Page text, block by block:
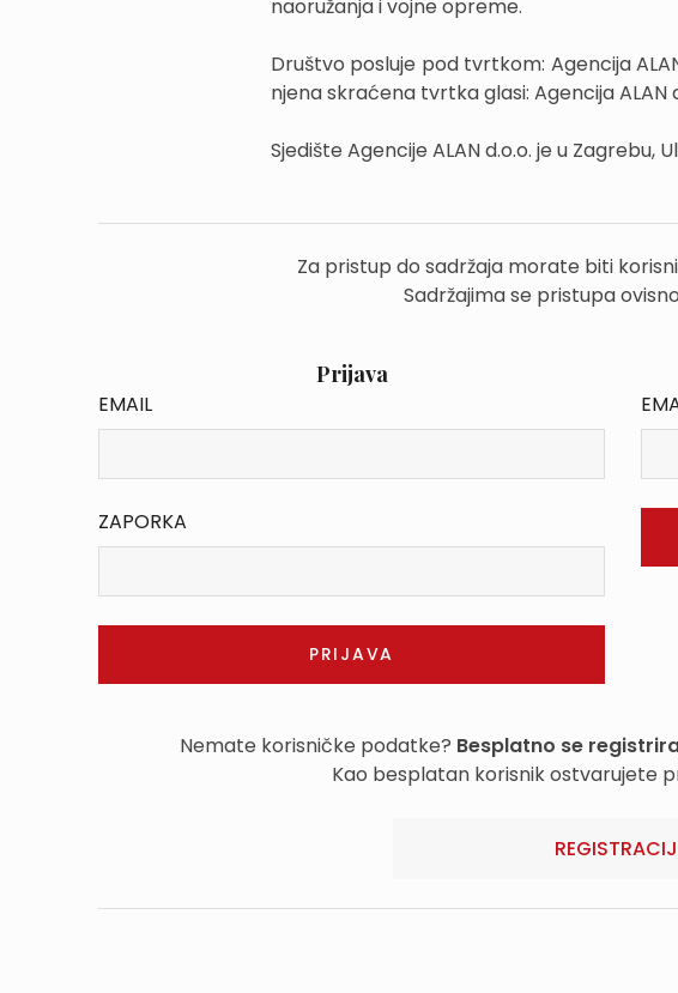
naoružanja i vojne opreme.
Društvo posluje pod tvrtkom: Agencija
njena skraćena tvrtka glasi: Agencija ALAN
Sjedište Agencije ALAN d.o.o. je u Zagrebu,
Za pristup do sadržaja morate biti
Sadržajima se pristupa
Prijava
EMAIL
ZAPORKA
Nemate korisničke podatke? Besplatno se
Kao besplatan korisnik ostvarujete